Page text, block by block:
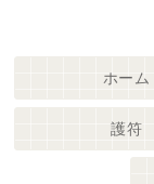
ホーム
護符